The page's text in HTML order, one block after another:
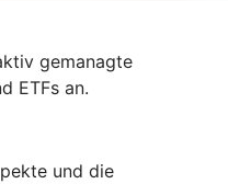
gemanagte
ETFs an.
und die